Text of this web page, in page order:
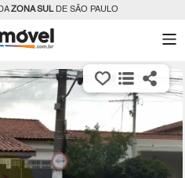
ZONA SULDE SÃO PAULO